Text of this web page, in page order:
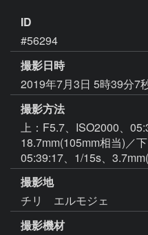
ID
#56294
撮影日時
2019年7月3日 5時39分7
撮影方法
上：F5.7、ISO2000、
18.7mm(105mm相当)／
05:39:17、1/15s、
撮影地
チリ エルモジェ
撮影機材